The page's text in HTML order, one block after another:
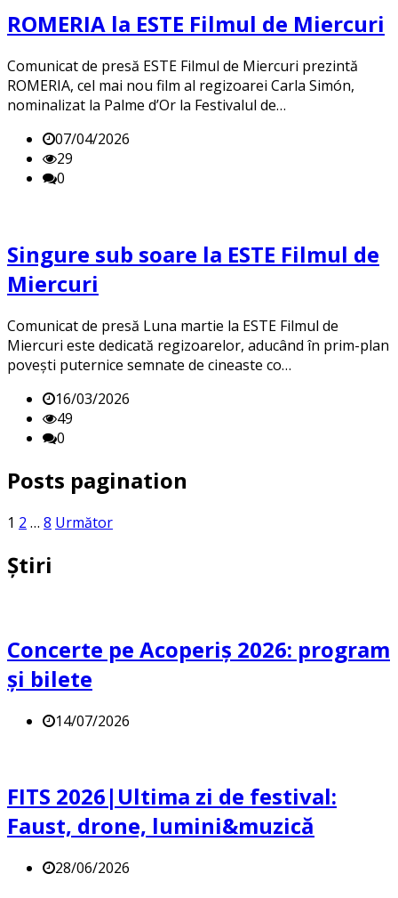
ROMERIA la ESTE Filmul de Miercuri
Comunicat de presă ESTE Filmul de Miercuri prezintă
ROMERIA, cel mai nou film al regizoarei Carla Simón,
nominalizat la Palme d’Or la Festivalul de…
07/04/2026
29
0
Singure sub soare la ESTE Filmul de
Miercuri
Comunicat de presă Luna martie la ESTE Filmul de
Miercuri este dedicată regizoarelor, aducând în prim-plan
povești puternice semnate de cineaste co…
16/03/2026
49
0
Posts pagination
1 2 … 8 Următor
Știri
Concerte pe Acoperiș 2026: program
și bilete
14/07/2026
FITS 2026|Ultima zi de festival:
Faust, drone, lumini&muzică
28/06/2026